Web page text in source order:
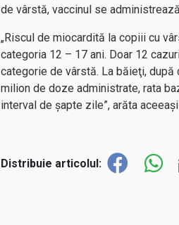
de vârstă, vaccinul se
„Riscul de miocardită la copiii cu
categoria 12 – 17 ani. Doar 12
categorie de vârstă. La băieţi,
milion de doze administrate, rata
interval de şapte zile”, arăta
Distribuie articolul: